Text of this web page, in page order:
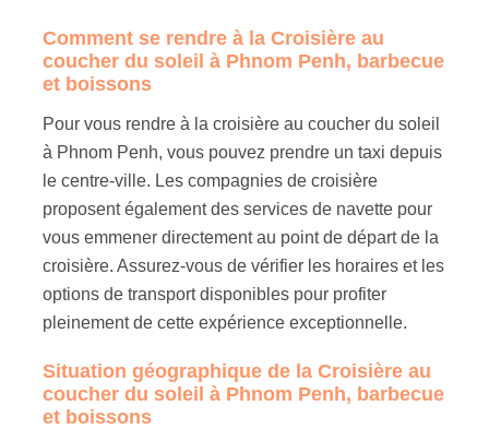
Comment se rendre à la Croisière au
coucher du soleil à Phnom Penh, barbecue
et boissons
Pour vous rendre à la croisière au coucher du soleil
à Phnom Penh, vous pouvez prendre un taxi depuis
le centre-ville. Les compagnies de croisière
proposent également des services de navette pour
vous emmener directement au point de départ de la
croisière. Assurez-vous de vérifier les horaires et les
options de transport disponibles pour profiter
pleinement de cette expérience exceptionnelle.
Situation géographique de la Croisière au
coucher du soleil à Phnom Penh, barbecue
et boissons